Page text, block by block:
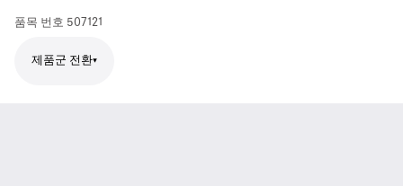
품목 번호 507121
제품군 전환